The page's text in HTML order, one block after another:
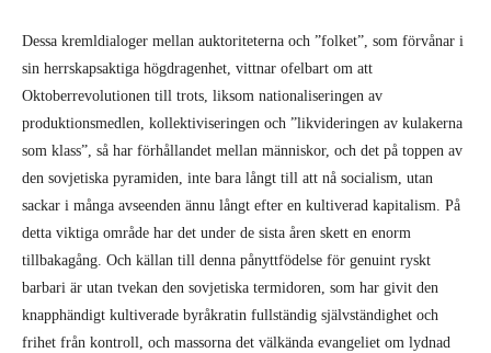
Dessa kremldialoger mellan auktoriteterna och ”folket”, som förvånar i
sin herrskapsaktiga högdragenhet, vittnar ofelbart om att
Oktoberrevolutionen till trots, liksom nationaliseringen av
produktionsmedlen, kollektiviseringen och ”likvideringen av kulakerna
som klass”, så har förhållandet mellan människor, och det på toppen av
den sovjetiska pyramiden, inte bara långt till att nå socialism, utan
sackar i många avseenden ännu långt efter en kultiverad kapitalism. På
detta viktiga område har det under de sista åren skett en enorm
tillbakagång. Och källan till denna pånyttfödelse för genuint ryskt
barbari är utan tvekan den sovjetiska termidoren, som har givit den
knapphändigt kultiverade byråkratin fullständig självständighet och
frihet från kontroll, och massorna det välkända evangeliet om lydnad